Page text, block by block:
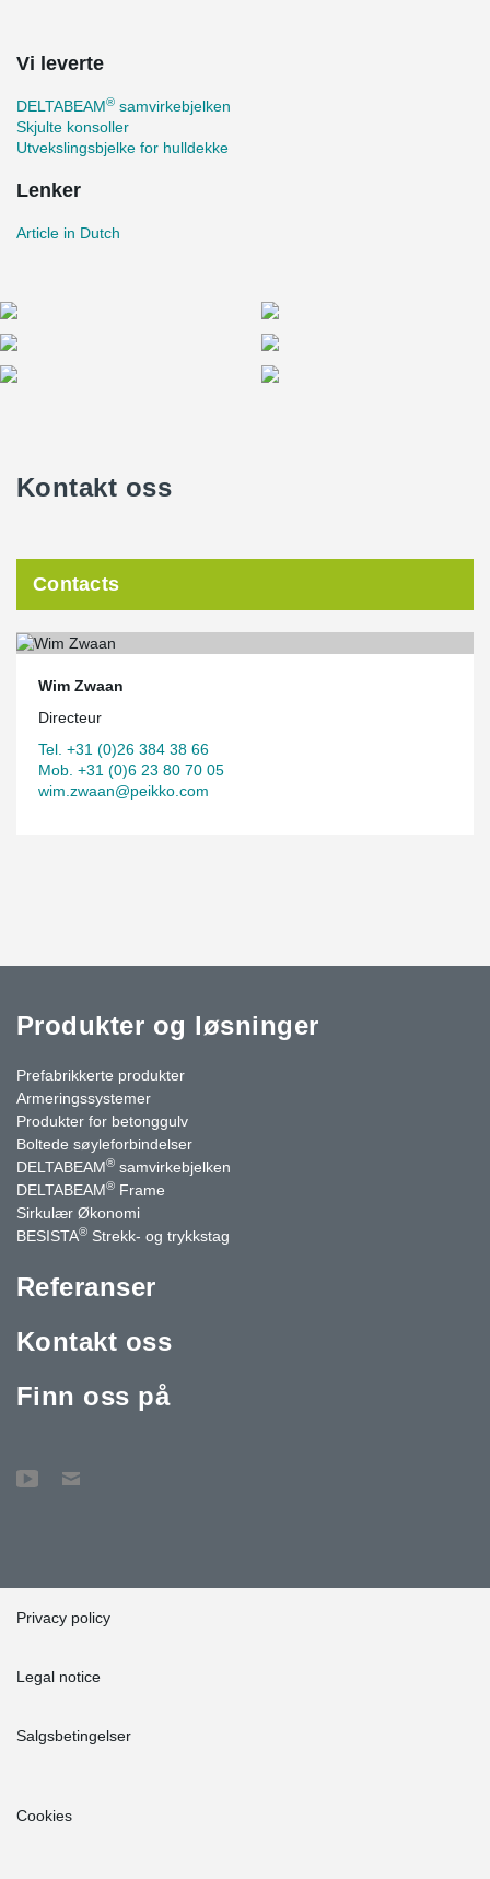
Vi leverte
DELTABEAM® samvirkebjelken
Skjulte konsoller
Utvekslingsbjelke for hulldekke
Lenker
Article in Dutch
Kontakt oss
Contacts
Wim Zwaan
Directeur
Tel. +31 (0)26 384 38 66
Mob. +31 (0)6 23 80 70 05
wim.zwaan@peikko.com
Produkter og løsninger
Prefabrikkerte produkter
Armeringssystemer
Produkter for betonggulv
Boltede søyleforbindelser
DELTABEAM® samvirkebjelken
DELTABEAM® Frame
Sirkulær Økonomi
BESISTA® Strekk- og trykkstag
Referanser
Kontakt oss
Finn oss på
Privacy policy
Legal notice
Salgsbetingelser
Cookies